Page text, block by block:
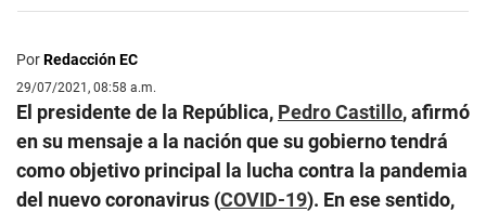
PorRedacción EC
29/07/2021, 08:58 a.m.
El presidente de la República, Pedro Castillo, afirmó
en su mensaje a la nación que su gobierno tendrá
como objetivo principal la lucha contra la pandemia
del nuevo coronavirus (COVID-19). En ese sentido,